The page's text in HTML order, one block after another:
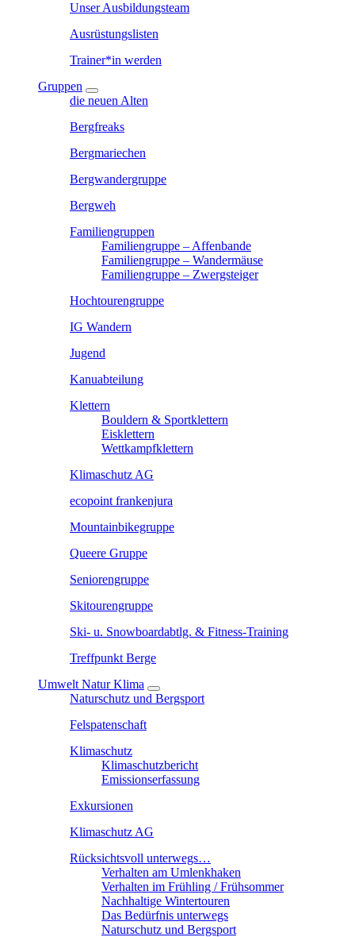
Unser Ausbildungsteam
Ausrüstungslisten
Trainer*in werden
Gruppen
die neuen Alten
Bergfreaks
Bergmariechen
Bergwandergruppe
Bergweh
Familiengruppen
Familiengruppe – Affenbande
Familiengruppe – Wandermäuse
Familiengruppe – Zwergsteiger
Hochtourengruppe
IG Wandern
Jugend
Kanuabteilung
Klettern
Bouldern & Sportklettern
Eisklettern
Wettkampfklettern
Klimaschutz AG
ecopoint frankenjura
Mountainbikegruppe
Queere Gruppe
Seniorengruppe
Skitourengruppe
Ski- u. Snowboardabtlg. & Fitness-Training
Treffpunkt Berge
Umwelt Natur Klima
Naturschutz und Bergsport
Felspatenschaft
Klimaschutz
Klimaschutzbericht
Emissionserfassung
Exkursionen
Klimaschutz AG
Rücksichtsvoll unterwegs…
Verhalten am Umlenkhaken
Verhalten im Frühling / Frühsommer
Nachhaltige Wintertouren
Das Bedürfnis unterwegs
Naturschutz und Bergsport